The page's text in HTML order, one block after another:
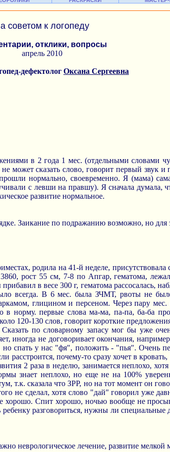
советом к логопеду
отклики, вопросы
апрель 2010
дефектолог Оксана Сергеевна
в 2 года 1 мес. (отдельными словами
может сказать слово, говорит первый звук
нормально, своевременно. Я (мама)
с левши на правшу). Я сначала думала,
развитие нормальное.
Заикание по подражанию возможно, но для
родила на 41-й неделе,
рост 55 см, 7-8 по Апгар, гематома,
в весе 300 г, гематома рассосалась,
всегда. В 6 мес. была ЗЧМТ, рвоты не
глицином и персеном. Через пару мес.
в норму. первые слова ма-ма, па-па, ба-ба
120-130 слов, говорит короткие
по словарному запасу мог бы уже
иногда не договоривает окончания,
но спать у нас "фя", положить - "пья". Очень
расстроится, почему-то сразу хочет в
2 раза в неделю, занимается неплохо,
знает неплохо, но еще не на 100%
т.к. сказала что ЗРР, но на тот момент он
не сделал, хотя слово "дай" говорил уже
хорошо. Спит хорошо, ночью вообще не
разговориться, нужны ли специальные
неврологическое лечение, развитие